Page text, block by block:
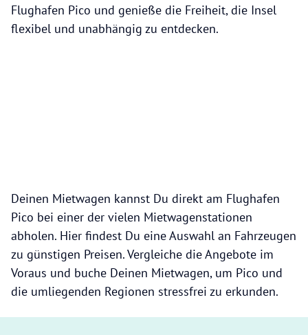
Flughafen Pico und genieße die Freiheit, die Insel
flexibel und unabhängig zu entdecken.
Deinen Mietwagen kannst Du direkt am Flughafen
Pico bei einer der vielen Mietwagenstationen
abholen. Hier findest Du eine Auswahl an Fahrzeugen
zu günstigen Preisen. Vergleiche die Angebote im
Voraus und buche Deinen Mietwagen, um Pico und
die umliegenden Regionen stressfrei zu erkunden.